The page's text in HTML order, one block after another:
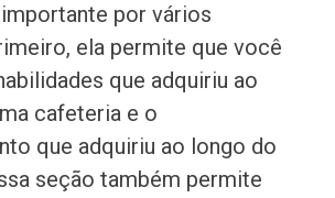
por vários
ela permite que você
que adquiriu ao
cafeteria e o
que adquiriu ao longo do
seção também permite